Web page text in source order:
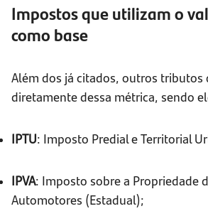
Impostos que utilizam o
como base
Além dos já citados, outros tributos
diretamente dessa métrica, sendo
IPTU: Imposto Predial e Territorial
IPVA: Imposto sobre a Propriedade
Automotores (Estadual);